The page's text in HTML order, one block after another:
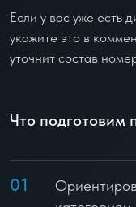
Если у вас уже есть
укажите это в
уточнит состав
Что подготовим
01